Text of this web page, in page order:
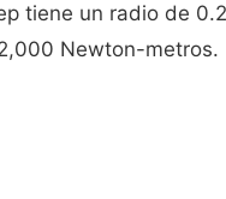
tiene un radio de
Newton-metros.